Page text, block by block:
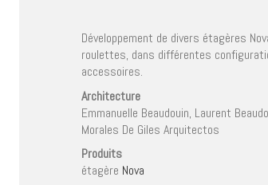
Développement de divers étagères
roulettes, dans différentes
accessoires.
Architecture
Emmanuelle Beaudouin, Laurent
Morales De Giles Arquitectos
Produits
étagère Nova